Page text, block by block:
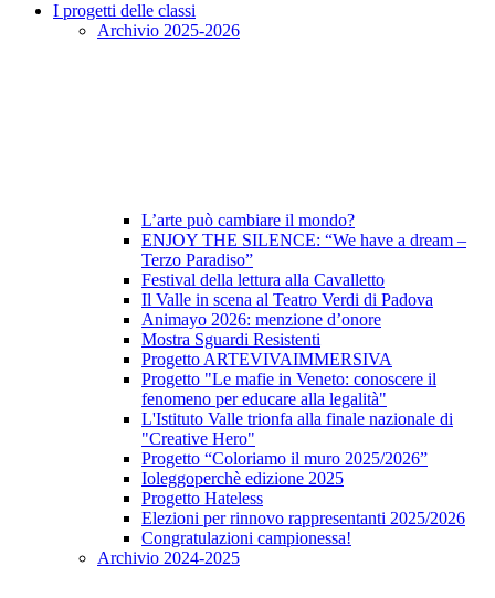
I progetti delle classi
Archivio 2025-2026
L’arte può cambiare il mondo?
ENJOY THE SILENCE: “We have a dream –
Terzo Paradiso”
Festival della lettura alla Cavalletto
Il Valle in scena al Teatro Verdi di Padova
Animayo 2026: menzione d’onore
Mostra Sguardi Resistenti
Progetto ARTEVIVAIMMERSIVA
Progetto "Le mafie in Veneto: conoscere il
fenomeno per educare alla legalità"
L'Istituto Valle trionfa alla finale nazionale di
"Creative Hero"
Progetto “Coloriamo il muro 2025/2026”
Ioleggoperchè edizione 2025
Progetto Hateless
Elezioni per rinnovo rappresentanti 2025/2026
Congratulazioni campionessa!
Archivio 2024-2025